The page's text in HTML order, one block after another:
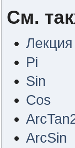
См.
Pi
Sin
Cos
ArcSin